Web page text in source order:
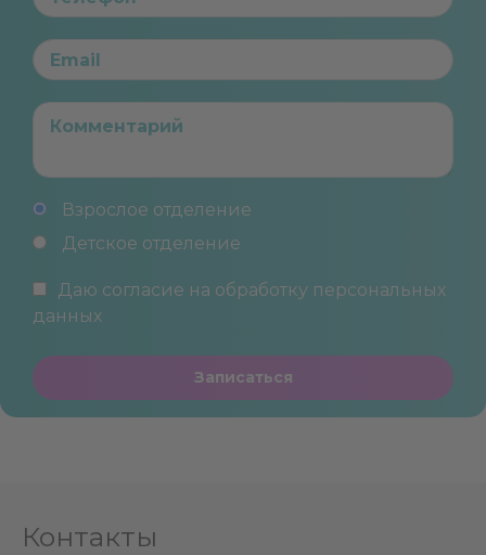
Взрослое отделение
Детское отделение
Даю согласие на обработку персональных
данных
Записаться
Контакты